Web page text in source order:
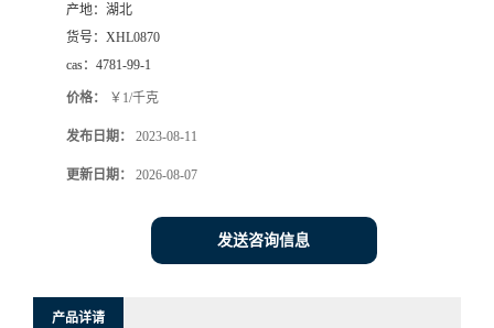
产地： 湖北
货号： XHL0870
cas： 4781-99-1
价格： ￥1/千克
发布日期： 2023-08-11
更新日期： 2026-08-07
发送咨询信息
产品详请